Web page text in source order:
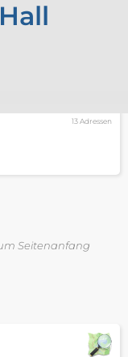
13 Adressen
Seitenanfang